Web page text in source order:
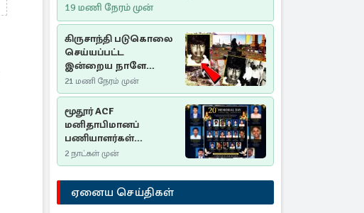
19 மணி நேரம் முன்
கிருசாந்தி படுகொலை
செய்யப்பட்ட
இன்றைய நாளே
செம்மணி
இனப்படுகொலை
தினம்…!
21 மணி நேரம் முன்
மூதூர் ACF
மனிதாபிமானப்
பணியாளர்கள்
படுகொலை (2006): 20
ஆண்டுகளாகியும் நீதி
மறுக்கப்பட்ட
மனிதாபிமானப்
பேரவலம்
2 நாட்கள் முன்
ஏனைய செய்திகள்